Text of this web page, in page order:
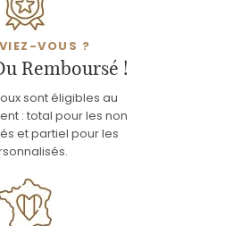
VOUS ?
Remboursé !
sont éligibles au
: total pour les non
et partiel pour les